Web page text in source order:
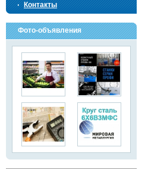
Контакты
Фото-объявления